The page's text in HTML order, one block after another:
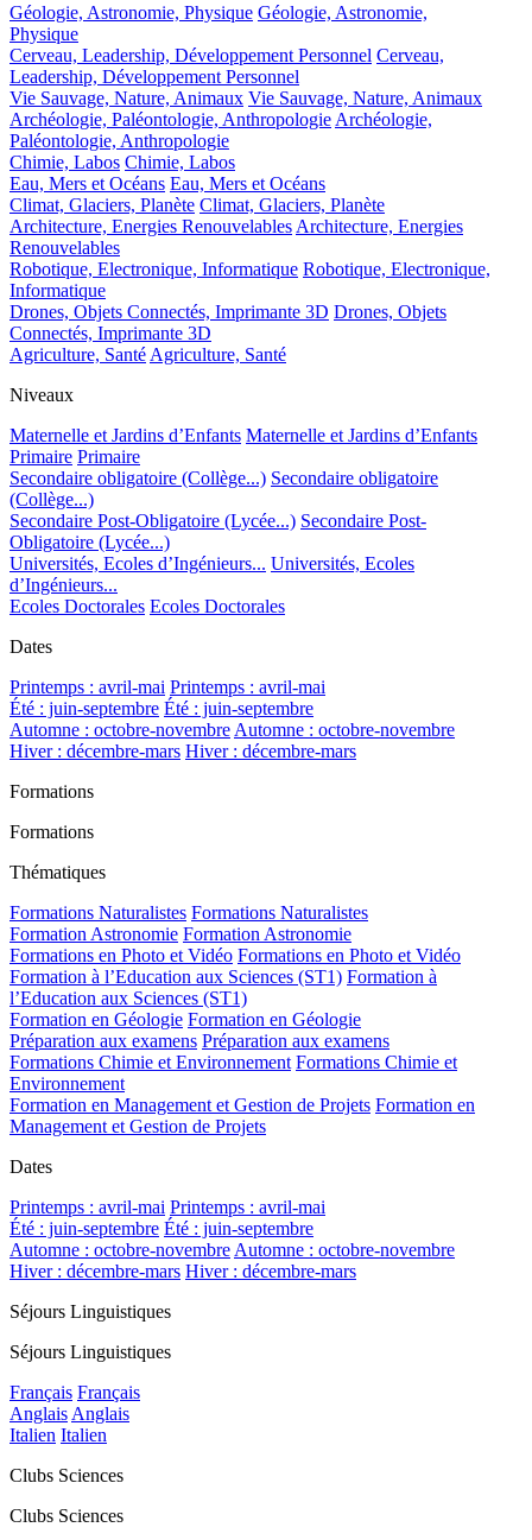
Géologie, Astronomie, Physique Géologie, Astronomie,
Physique
Cerveau, Leadership, Développement Personnel Cerveau,
Leadership, Développement Personnel
Vie Sauvage, Nature, Animaux Vie Sauvage, Nature, Animaux
Archéologie, Paléontologie, Anthropologie Archéologie,
Paléontologie, Anthropologie
Chimie, Labos Chimie, Labos
Eau, Mers et Océans Eau, Mers et Océans
Climat, Glaciers, Planète Climat, Glaciers, Planète
Architecture, Energies Renouvelables Architecture, Energies
Renouvelables
Robotique, Electronique, Informatique Robotique, Electronique,
Informatique
Drones, Objets Connectés, Imprimante 3D Drones, Objets
Connectés, Imprimante 3D
Agriculture, Santé Agriculture, Santé
Niveaux
Maternelle et Jardins d’Enfants Maternelle et Jardins d’Enfants
Primaire Primaire
Secondaire obligatoire (Collège...) Secondaire obligatoire
(Collège...)
Secondaire Post-Obligatoire (Lycée...) Secondaire Post-
Obligatoire (Lycée...)
Universités, Ecoles d’Ingénieurs... Universités, Ecoles
d’Ingénieurs...
Ecoles Doctorales Ecoles Doctorales
Dates
Printemps : avril-mai Printemps : avril-mai
Été : juin-septembre Été : juin-septembre
Automne : octobre-novembre Automne : octobre-novembre
Hiver : décembre-mars Hiver : décembre-mars
Formations
Formations
Thématiques
Formations Naturalistes Formations Naturalistes
Formation Astronomie Formation Astronomie
Formations en Photo et Vidéo Formations en Photo et Vidéo
Formation à l’Education aux Sciences (ST1) Formation à
l’Education aux Sciences (ST1)
Formation en Géologie Formation en Géologie
Préparation aux examens Préparation aux examens
Formations Chimie et Environnement Formations Chimie et
Environnement
Formation en Management et Gestion de Projets Formation en
Management et Gestion de Projets
Dates
Printemps : avril-mai Printemps : avril-mai
Été : juin-septembre Été : juin-septembre
Automne : octobre-novembre Automne : octobre-novembre
Hiver : décembre-mars Hiver : décembre-mars
Séjours Linguistiques
Séjours Linguistiques
Français Français
Anglais Anglais
Italien Italien
Clubs Sciences
Clubs Sciences